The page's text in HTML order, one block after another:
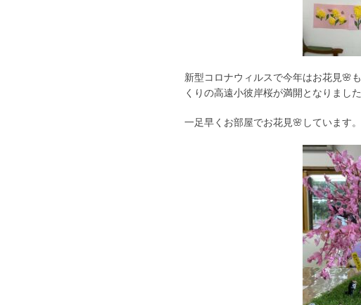
新型コロナウィルスで今年はお花見🌸
くりの高遠小彼岸桜が満開となりました
一足早くお部屋でお花見🌸 しています。